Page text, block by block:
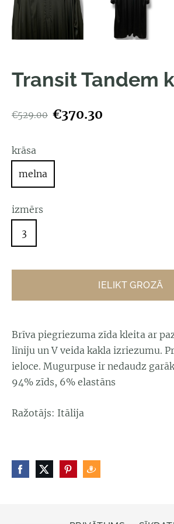
Transit Tandem
€529.00 €370.30
krāsa
melna
izmērs
3
IELIKT GROZĀ
Brīva piegriezuma zīda kleita ar
līniju un V veida kakla izriezumu.
ieloce. Mugurpuse ir nedaudz
94% zīds, 6% elastāns
Ražotājs: Itālija